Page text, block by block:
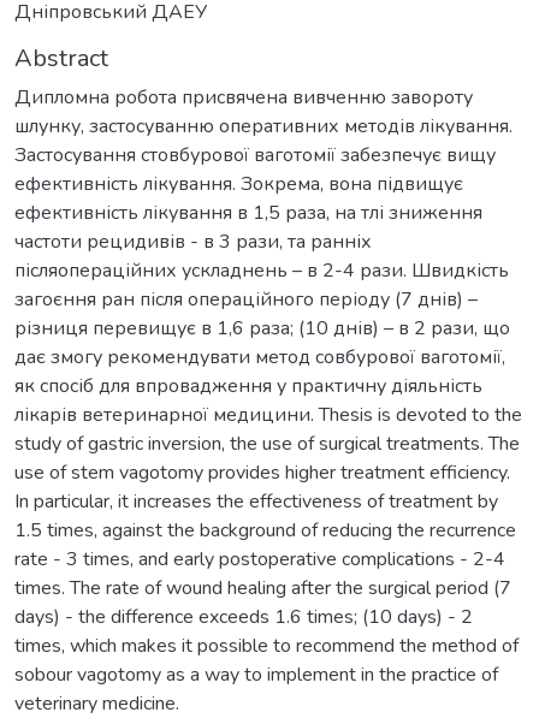
Дніпровський ДАЕУ
Abstract
Дипломна робота присвячена вивченню завороту
шлунку, застосуванню оперативних методів лікування.
Застосування стовбурової ваготомії забезпечує вищу
ефективність лікування. Зокрема, вона підвищує
ефективність лікування в 1,5 раза, на тлі зниження
частоти рецидивів - в 3 рази, та ранніх
післяопераційних ускладнень – в 2-4 рази. Швидкість
загоєння ран після операційного періоду (7 днів) –
різниця перевищує в 1,6 раза; (10 днів) – в 2 рази, що
дає змогу рекомендувати метод совбурової ваготомії,
як спосіб для впровадження у практичну діяльність
лікарів ветеринарної медицини. Thesis is devoted to the
study of gastric inversion, the use of surgical treatments. The
use of stem vagotomy provides higher treatment efficiency.
In particular, it increases the effectiveness of treatment by
1.5 times, against the background of reducing the recurrence
rate - 3 times, and early postoperative complications - 2-4
times. The rate of wound healing after the surgical period (7
days) - the difference exceeds 1.6 times; (10 days) - 2
times, which makes it possible to recommend the method of
sobour vagotomy as a way to implement in the practice of
veterinary medicine.